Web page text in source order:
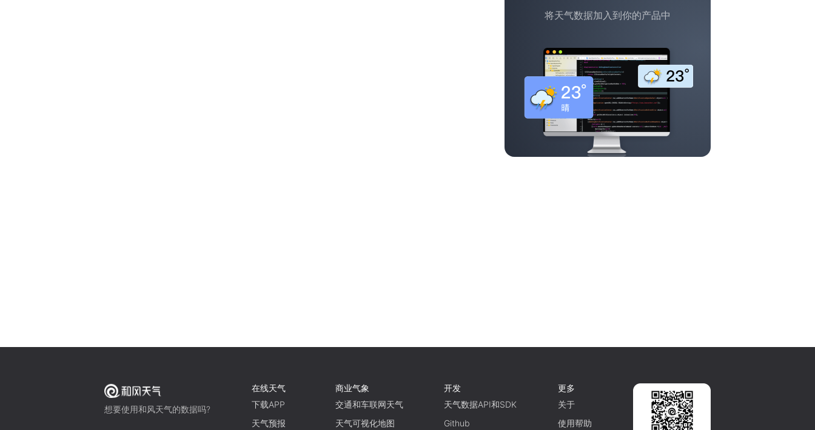
将天气数据加入到你的产品中
想要使用和风天气的数据吗?
在线天气
下载APP
天气预报
商业气象
交通和车联网天气
天气可视化地图
开发
天气数据API和SDK
Github
更多
关于
使用帮助